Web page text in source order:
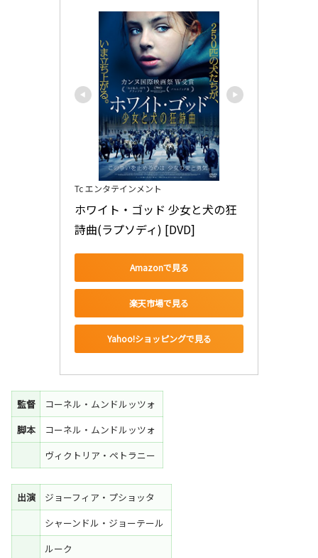
Tc エンタテインメント
ホワイト・ゴッド 少女と犬の狂
詩曲(ラプソディ) [DVD]
Amazonで見る
楽天市場で見る
Yahoo!ショッピングで見る
監督
コーネル・ムンドルッツォ
脚本
コーネル・ムンドルッツォ
ヴィクトリア・ペトラニー
出演
ジョーフィア・プショッタ
シャーンドル・ジョーテール
ルーク